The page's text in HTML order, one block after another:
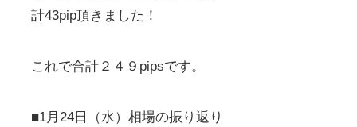
計43pip頂きました！
これで合計２４９pipsです。
■1月24日（水）相場の振り返り